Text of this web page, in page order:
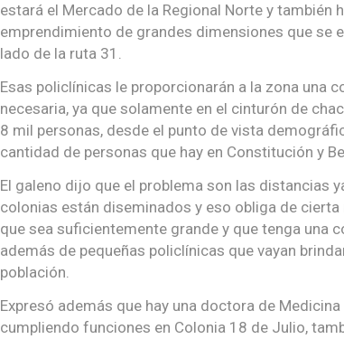
estará el Mercado de la Regional Norte y también
emprendimiento de grandes dimensiones que se
lado de la ruta 31.
Esas policlínicas le proporcionarán a la zona una
necesaria, ya que solamente en el cinturón de
8 mil personas, desde el punto de vista
cantidad de personas que hay en Constitución y
El galeno dijo que el problema son las distancias
colonias están diseminados y eso obliga de cierta
que sea suficientemente grande y que tenga una
además de pequeñas policlínicas que vayan
población.
Expresó además que hay una doctora de
cumpliendo funciones en Colonia 18 de Julio,